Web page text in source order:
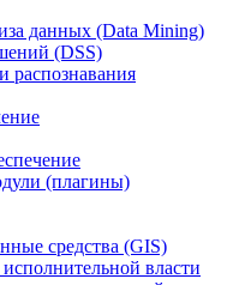
данных (Data Mining)
(DSS)
распознавания
(плагины)
средства (GIS)
власти